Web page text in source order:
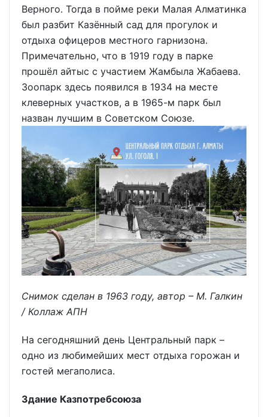
Верного. Тогда в пойме реки Малая Алматинка
был разбит Казённый сад для прогулок и
отдыха офицеров местного гарнизона.
Примечательно, что в 1919 году в парке
прошёл айтыс с участием Жамбыла Жабаева.
Зоопарк здесь появился в 1934 на месте
клеверных участков, а в 1965-м парк был
назван лучшим в Советском Союзе.
Снимок сделан в 1963 году, автор – М. Галкин
/ Коллаж АПН
На сегодняшний день Центральный парк –
одно из любимейших мест отдыха горожан и
гостей мегаполиса.
Здание Казпотребсоюза